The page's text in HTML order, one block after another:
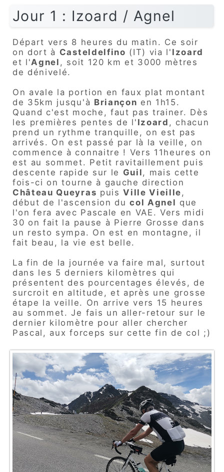
Jour 1 : Izoard / Agnel
Départ vers 8 heures du matin. Ce soir
on dort à Casteldelfino (IT) via l' Izoard
et l'Agnel , soit 120 km et 3000 mètres
de dénivelé.
On avale la portion en faux plat montant
de 35km jusqu'à Briançon en 1h15.
Quand c'est moche, faut pas trainer. Dès
les premières pentes de l' Izoard , chacun
prend un rythme tranquille, on est pas
arrivés. On est passé par là la veille, on
commence à connaitre ! Vers 11heures on
est au sommet. Petit ravitaillement puis
descente rapide sur le Guil , mais cette
fois-ci on tourne à gauche direction
Château Queyras puisVille Vieille ,
début de l'ascension ducol Agnel que
l'on fera avec Pascale en VAE. Vers midi
30 on fait la pause à Pierre Grosse dans
un resto sympa. On est en montagne, il
fait beau, la vie est belle.
La fin de la journée va faire mal, surtout
dans les 5 derniers kilomètres qui
présentent des pourcentages élevés, de
surcroit en altitude, et après une grosse
étape la veille. On arrive vers 15 heures
au sommet. Je fais un aller-retour sur le
dernier kilomètre pour aller chercher
Pascal, aux forceps sur cette fin de col ;)